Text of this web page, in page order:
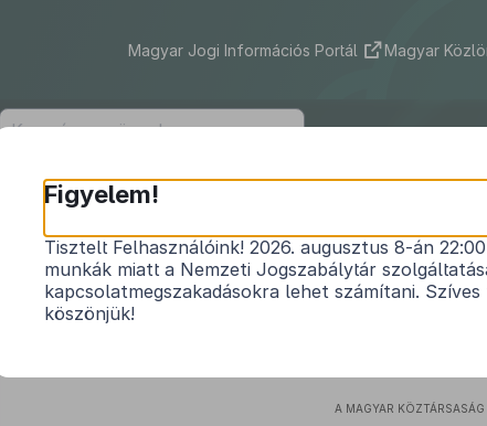
Magyar Jogi Információs Portál Magyar
9/1990. (IV. 25.)
a magánszemélyek jövedelemadójáról
pontjábanfoglalt rendelkezések
A MAGYAR KÖZTÁRSASÁG
Figyelem!
Tisztelt Felhasználóink! 2026. augusztus 8-án
munkák miatt a Nemzeti Jogszabálytár
kapcsolatmegszakadásokra lehet számítani.
köszönjük!